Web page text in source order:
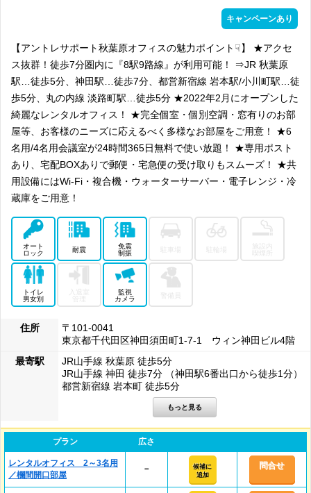
キャンペーンあり
【アントレサポート秋葉原オフィスの魅力ポイント☟】 ★アクセ
ス抜群！徒歩7分圏内に『8駅9路線』が利用可能！ ⇒JR 秋葉原
駅…徒歩5分、神田駅…徒歩7分、都営新宿線 岩本駅/小川町駅…徒
歩5分、丸の内線 淡路町駅…徒歩5分 ★2022年2月にオープンした
綺麗なレンタルオフィス！ ★完全個室・個別空調・窓有りのお部
屋等、お客様のニーズに応えるべく多様なお部屋をご用意！ ★6
名用/4名用会議室が24時間365日無料で使い放題！ ★専用ポスト
あり、宅配BOXありで郵便・宅急便の受け取りもスムーズ！ ★共
用設備にはWi-Fi・複合機・ウォーターサーバー・電子レンジ・冷
蔵庫をご用意！
オート
ロック
耐震
免震
制振
喫煙所
トイレ
男女別
入退室
監視
カメラ
警備員
住所
〒101-0041
東京都千代田区神田須田町1-7-1 ウィン神田ビル4階
最寄駅
JR山手線 秋葉原 徒歩5分
JR山手線 神田 徒歩7分 （神田駅6番出口から徒歩1分）
都営新宿線 岩本町 徒歩5分
プラン 広さ
レンタルオフィス 2～3名用
／欄間開口部屋
－
候補に
追加
問合せ